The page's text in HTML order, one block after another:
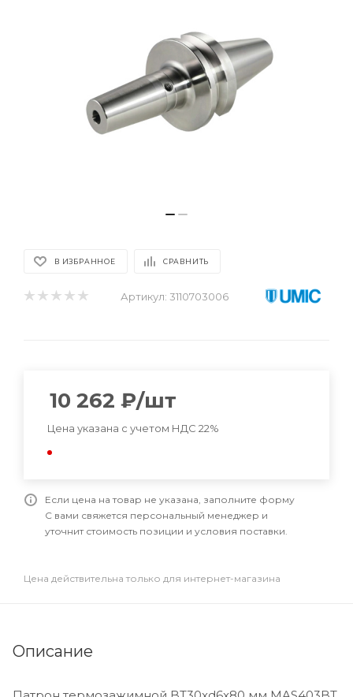
В ИЗБРАННОЕ СРАВНИТЬ
Артикул: 3110703006
10 262 ₽/шт
Цена указана с учетом НДС 22%
Если цена на товар не указана, заполните форму
С вами свяжется персональный менеджер и
уточнит стоимость позиции и условия поставки.
Цена действительна только для интернет-магазина
Описание